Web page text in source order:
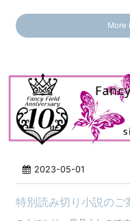
More
2023-05-01
特別読み切り小説のご